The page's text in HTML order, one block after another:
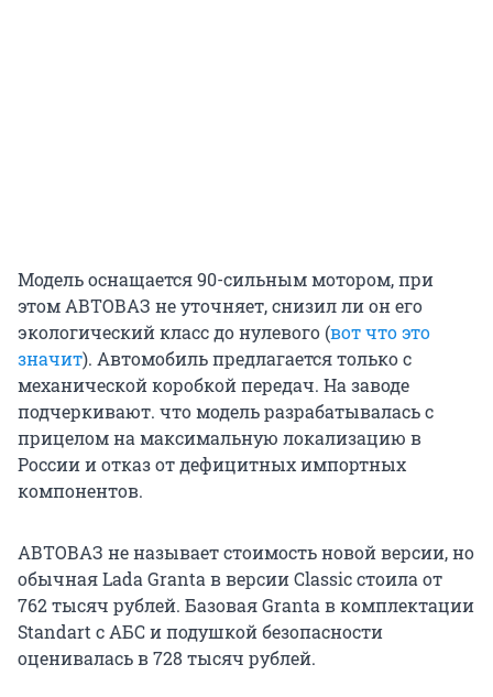
Модель оснащается 90-сильным мотором, при
этом АВТОВАЗ не уточняет, снизил ли он его
экологический класс до нулевого (вот что это
значит). Автомобиль предлагается только с
механической коробкой передач. На заводе
подчеркивают. что модель разрабатывалась с
прицелом на максимальную локализацию в
России и отказ от дефицитных импортных
компонентов.
АВТОВАЗ не называет стоимость новой версии, но
обычная Lada Granta в версии Classic стоила от
762 тысяч рублей. Базовая Granta в комплектации
Standart с АБС и подушкой безопасности
оценивалась в 728 тысяч рублей.